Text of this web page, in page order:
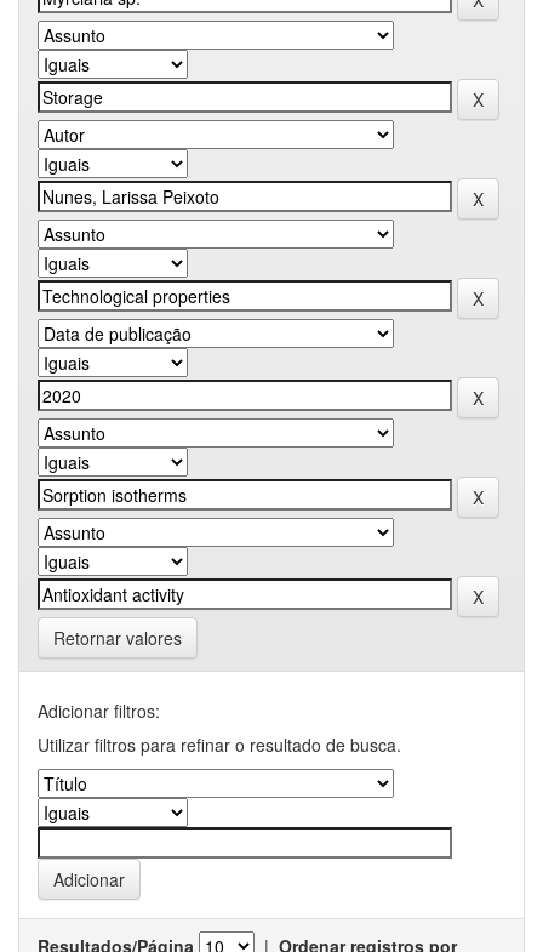
Retornar valores
Adicionar filtros:
Utilizar filtros para refinar o resultado de busca.
Resultados/Página | Ordenar registros por